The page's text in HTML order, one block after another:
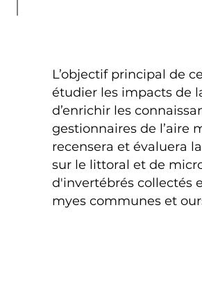
L’objectif principal de
étudier les impacts de
d’enrichir les
gestionnaires de l’aire
recensera et évaluera
sur le littoral et de
d'invertébrés collectés
myes communes et